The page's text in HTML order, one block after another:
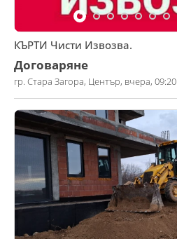
КЪРТИ Чисти Извозва.
Договаряне
гр. Стара Загора, Център, вчера, 09:20